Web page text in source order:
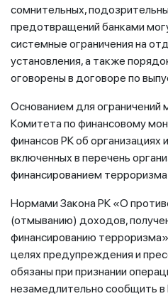
сомнительных,
предотвращений банками
системные ограничения на
установления, а также
оговорены в договоре по
Основанием для
Комитета по финансовому
финансов РК об организациях
включенных в перечень
финансированием
Нормами Закона РК «О
(отмыванию) доходов,
финансированию
целях предупреждения и
обязаны при признании
незамедлительно сообщить